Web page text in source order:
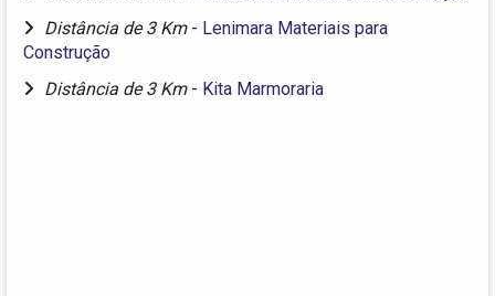
Distância de 3 Km - Lenimara Materiais para
Construção
Distância de 3 Km - Kita Marmoraria